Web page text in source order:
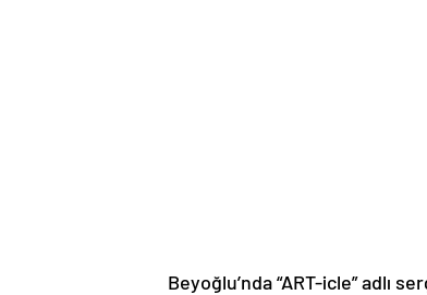
Beyoğlu’nda “ART-icle” adlı